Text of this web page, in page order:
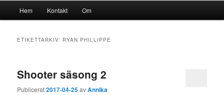
Hem Kontakt Om
ETIKETTARKIV: RYAN PHILLIPPE
Shooter säsong 2
Publicerat2017-04-25avAnnika